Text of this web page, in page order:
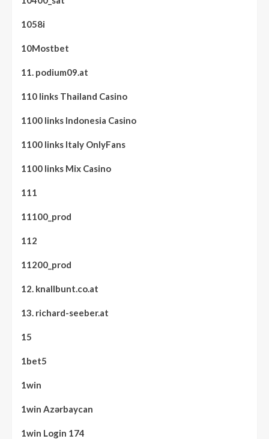
1058i
10Mostbet
11. podium09.at
110 links Thailand Casino
1100 links Indonesia Casino
1100 links Italy OnlyFans
1100 links Mix Casino
111
11100_prod
112
11200_prod
12. knallbunt.co.at
13. richard-seeber.at
15
1bet5
1win
1win Azərbaycan
1win Login 174